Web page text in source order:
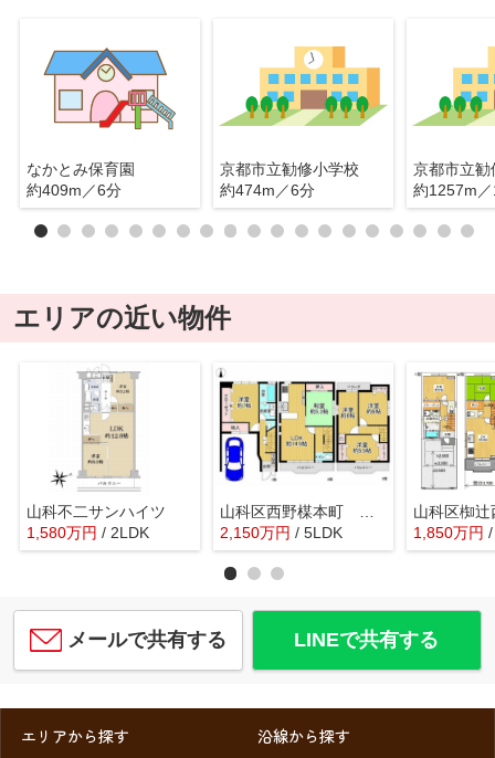
なかとみ保育園
約409m／6分
京都市立勧修小学校
約474m／6分
京都市立勧
約1257m
エリアの近い物件
山科不二サンハイツ
1,580万円 / 2LDK
山科区西野楳本町 中古戸建
2,150万円 / 5LDK 1,850万円
メールで共有する LINEで共有する
エリアから探す 沿線から探す